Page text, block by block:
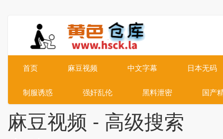
首页 麻豆视频 中文字幕 日本无码
制服诱惑 强奸乱伦 黑料泄密 国产
麻豆视频 - 高级搜索